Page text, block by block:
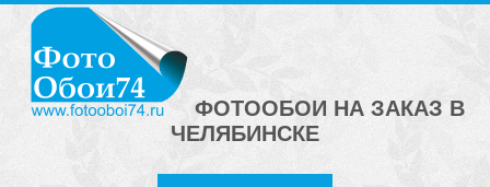
ФОТООБОИ НА ЗАКАЗ В
ЧЕЛЯБИНСКЕ